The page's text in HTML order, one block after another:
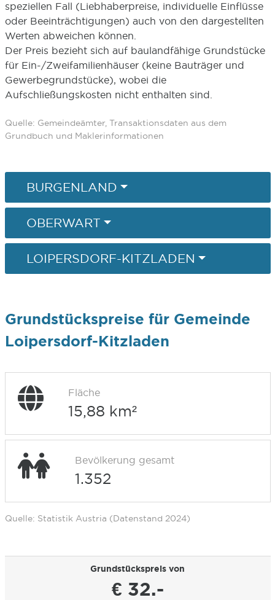
speziellen Fall (Liebhaberpreise, individuelle Einflüsse
oder Beeinträchtigungen) auch von den dargestellten
Werten abweichen können.
Der Preis bezieht sich auf baulandfähige Grundstücke
für Ein-/Zweifamilienhäuser (keine Bauträger und
Gewerbegrundstücke), wobei die
Aufschließungskosten nicht enthalten sind.
Quelle: Gemeindeämter, Transaktionsdaten aus dem
Grundbuch und Maklerinformationen
BURGENLAND
OBERWART
LOIPERSDORF-KITZLADEN
Grundstückspreise für Gemeinde
Loipersdorf-Kitzladen
Fläche
15,88 km²
Bevölkerung gesamt
1.352
Quelle: Statistik Austria (Datenstand 2024)
Grundstückspreis von
€ 32.-